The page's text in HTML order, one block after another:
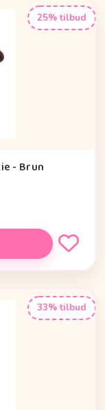
25% tilbud
- Brun
33% tilbud